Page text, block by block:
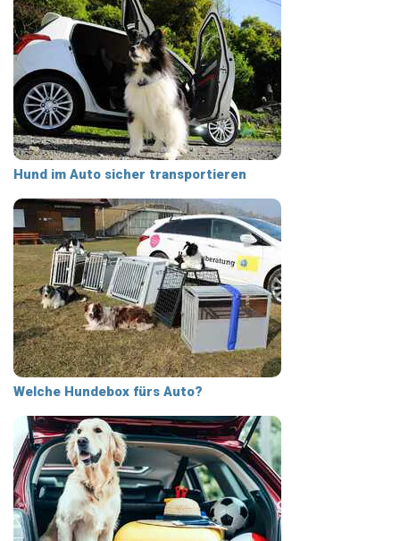
Hund im Auto sicher transportieren
Welche Hundebox fürs Auto?